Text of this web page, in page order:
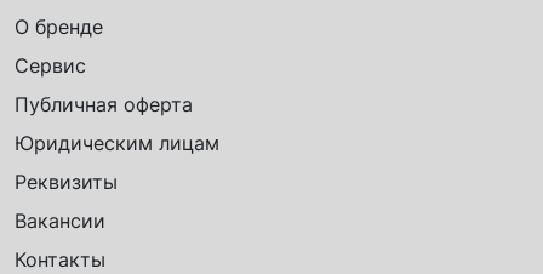
О бренде
Сервис
Публичная оферта
Юридическим лицам
Реквизиты
Вакансии
Контакты